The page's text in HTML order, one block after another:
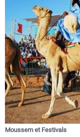
Moussem et Festivals